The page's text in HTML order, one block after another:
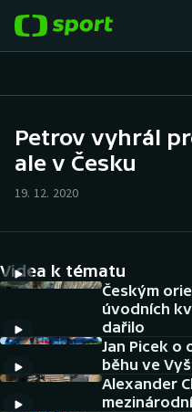
Hokej
Cyklistika
DALŠÍ SPORTY
Americký fotbal
NEPŘEHLÉDNĚTE
Petrov vyhrál
ale v Česku
19. 12. 2020
Videa k tématu
Českým
úvodních
dařilo
Jan Picek o
běhu ve
Alexander